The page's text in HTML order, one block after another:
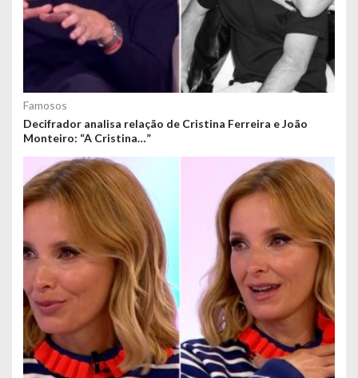
Famosos
Decifrador analisa relação de Cristina Ferreira e João
Monteiro: “A Cristina…”